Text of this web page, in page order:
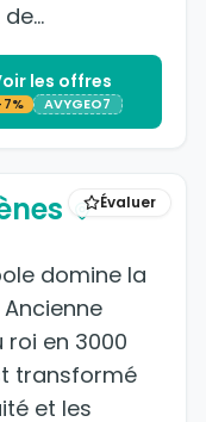
de
les offres
AVYGEO7
Évaluer
domine la
en 3000
transformé
et les